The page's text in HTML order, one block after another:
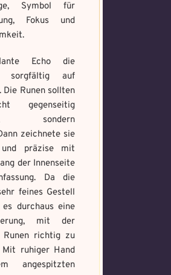
Symbol für
Fokus und
Echo die
sorgfältig auf
Die Runen sollten
gegenseitig
sondern
zeichnete sie
präzise mit
der Innenseite
Da die
feines Gestell
durchaus eine
mit der
Runen richtig zu
Mit ruhiger Hand
angespitzten
*
*
Wähle ein beliebiges
Mandala und male es
aus um den Fluch zu
bannen.
*
* du ihn wirklich benötigst.